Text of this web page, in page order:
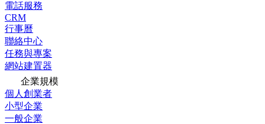
電話服務
CRM
行事曆
聯絡中心
任務與專案
網站建置器
企業規模
個人創業者
小型企業
一般企業